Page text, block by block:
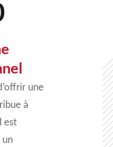
une
à
est
un